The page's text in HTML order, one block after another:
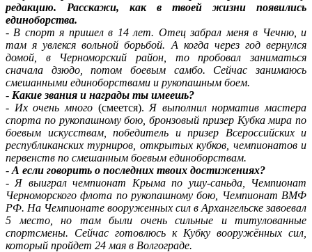
редакцию. Расскажи, как в твоей жизни появились
единоборства.
- В спорт я пришел в 14 лет. Отец забрал меня в Чечню, и
там я увлекся вольной борьбой. А когда через год вернулся
домой, в Черноморский район, то пробовал заниматься
сначала дзюдо, потом боевым самбо. Сейчас занимаюсь
смешанными единоборствами и рукопашным боем.
- Какие звания и награды ты имеешь?
- Их очень много(смеется). Я выполнил норматив мастера
спорта по рукопашному бою, бронзовый призер Кубка мира по
боевым искусствам, победитель и призер Всероссийских и
республиканских турниров, открытых кубков, чемпионатов и
первенств по смешанным боевым единоборствам.
- А если говорить о последних твоих достижениях?
- Я выиграл чемпионат Крыма по ушу-саньда, Чемпионат
Черноморского флота по рукопашному бою, Чемпионат ВМФ
РФ. На Чемпионате вооруженных сил в Архангельске завоевал
5 место, но там были очень сильные и титулованные
спортсмены. Сейчас готовлюсь к Кубку вооружённых сил,
который пройдет 24 мая в Волгограде.